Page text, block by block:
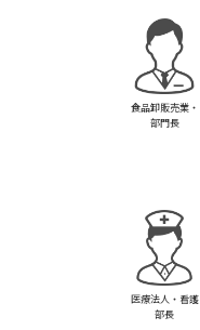
食品卸販売業・
部門長
医療法人・看護
部長